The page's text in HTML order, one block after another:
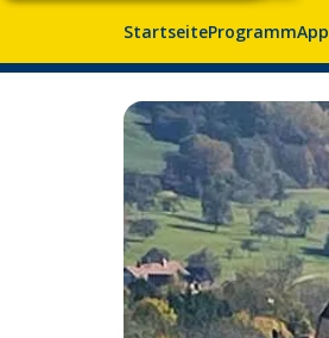
StartseiteProgrammApp